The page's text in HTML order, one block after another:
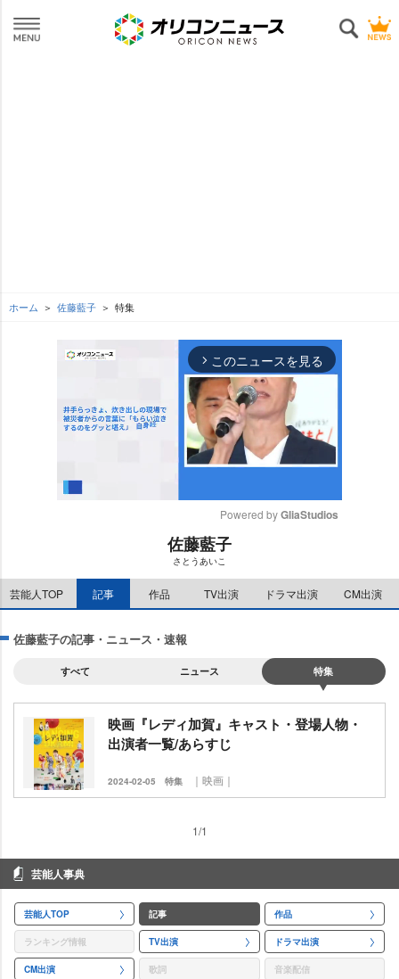
ホーム 佐藤藍子 特集
arrow_forward_ios このニュースを見る
e
Powered by GliaStudios
佐藤藍子
さとうあいこ
芸能人TOP 記事 作品 TV出演 ドラマ出演 CM出演
佐藤藍子の記事・ニュース・速報
すべて ニュース 特集
映画『レディ加賀』キャスト・登場人物・
出演者一覧/あらすじ
2024-02-05 特集 ｜映画｜
1/1
芸能人事典
芸能人TOP 記事 作品
ランキング情報 TV出演 ドラマ出演
CM出演 歌詞 音楽配信